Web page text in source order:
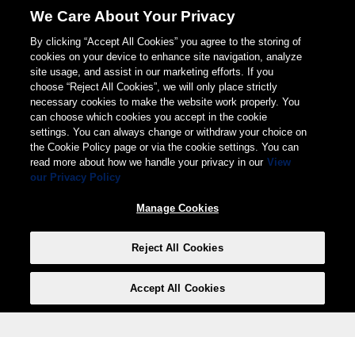
We Care About Your Privacy
By clicking “Accept All Cookies” you agree to the storing of
cookies on your device to enhance site navigation, analyze
site usage, and assist in our marketing efforts. If you
choose “Reject All Cookies”, we will only place strictly
necessary cookies to make the website work properly. You
can choose which cookies you accept in the cookie
settings. You can always change or withdraw your choice on
the Cookie Policy page or via the cookie settings. You can
read more about how we handle your privacy in our View
our Privacy Policy
Manage Cookies
Reject All Cookies
Accept All Cookies